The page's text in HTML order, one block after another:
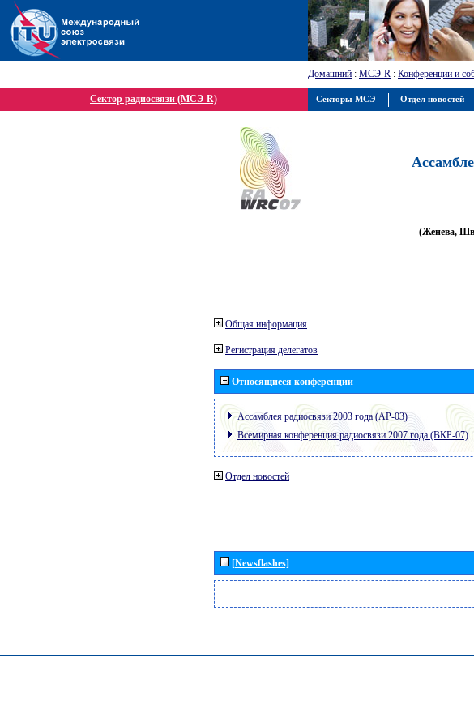
Домашний : МСЭ-R : Конференции и
Сектор радиосвязи (МСЭ-R)
(Женева,
Общая информация
Регистрация делегатов
Относящиеся конференции
Ассамблея радиосвязи 2003 года (АР-03)
Всемирная конференция радиосвязи 2007 года (ВКР-07)
Отдел новостей
[Newsflashes]
Секторы МСЭ Отдел новостей